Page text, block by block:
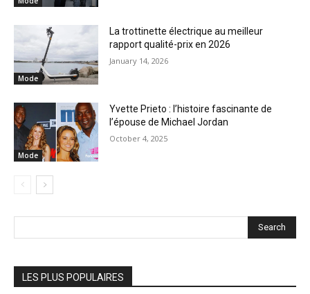
Mode
La trottinette électrique au meilleur
rapport qualité-prix en 2026
January 14, 2026
Mode
Yvette Prieto : l’histoire fascinante de
l’épouse de Michael Jordan
October 4, 2025
Search
LES PLUS POPULAIRES